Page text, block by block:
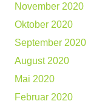
November 2020
Oktober 2020
September 2020
August 2020
Mai 2020
Februar 2020